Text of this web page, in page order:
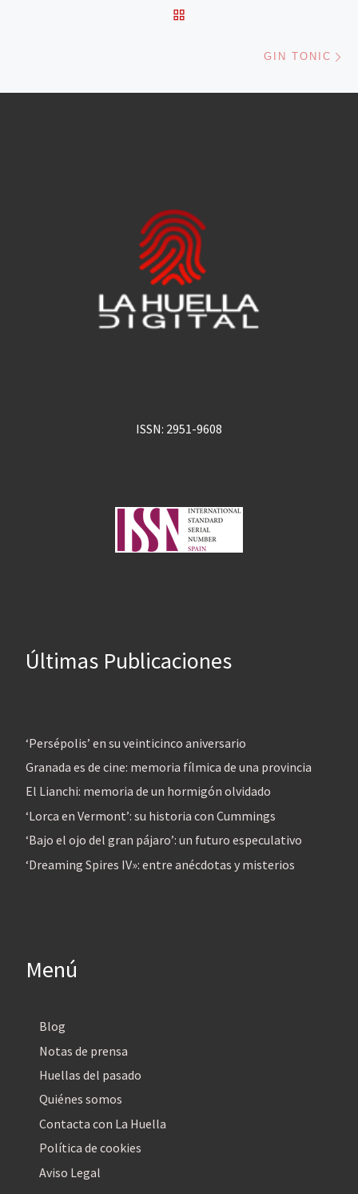
GIN TONIC
ISSN: 2951-9608
Últimas Publicaciones
‘Persépolis’ en su veinticinco aniversario
Granada es de cine: memoria fílmica de una provincia
El Lianchi: memoria de un hormigón olvidado
‘Lorca en Vermont’: su historia con Cummings
‘Bajo el ojo del gran pájaro’: un futuro especulativo
‘Dreaming Spires IV»: entre anécdotas y misterios
Menú
Blog
Notas de prensa
Huellas del pasado
Quiénes somos
Contacta con La Huella
Política de cookies
Aviso Legal